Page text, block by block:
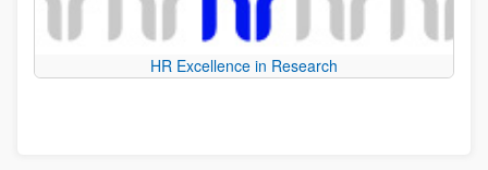
HR Excellence in Research